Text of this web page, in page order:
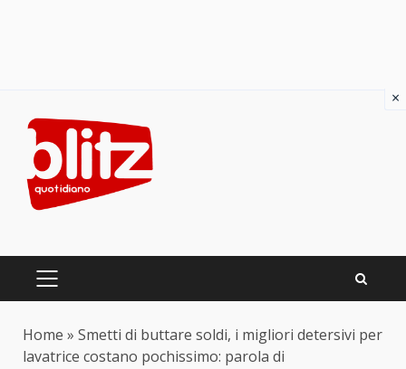
content
PRIMARY
Home » Smetti di buttare soldi, i migliori detersivi per
lavatrice costano pochissimo: parola di
×